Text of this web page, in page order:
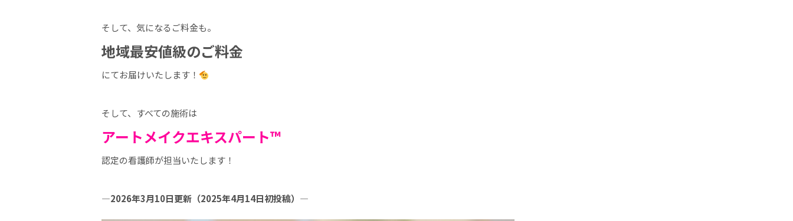
そして、気になるご料金も。
地域最安値級のご料金
にてお届けいたします！
そして、すべての施術は
アートメイクエキスパート™
認定の看護師が担当いたします！
—2026年3月10日更新（2025年4月14日初投稿）—